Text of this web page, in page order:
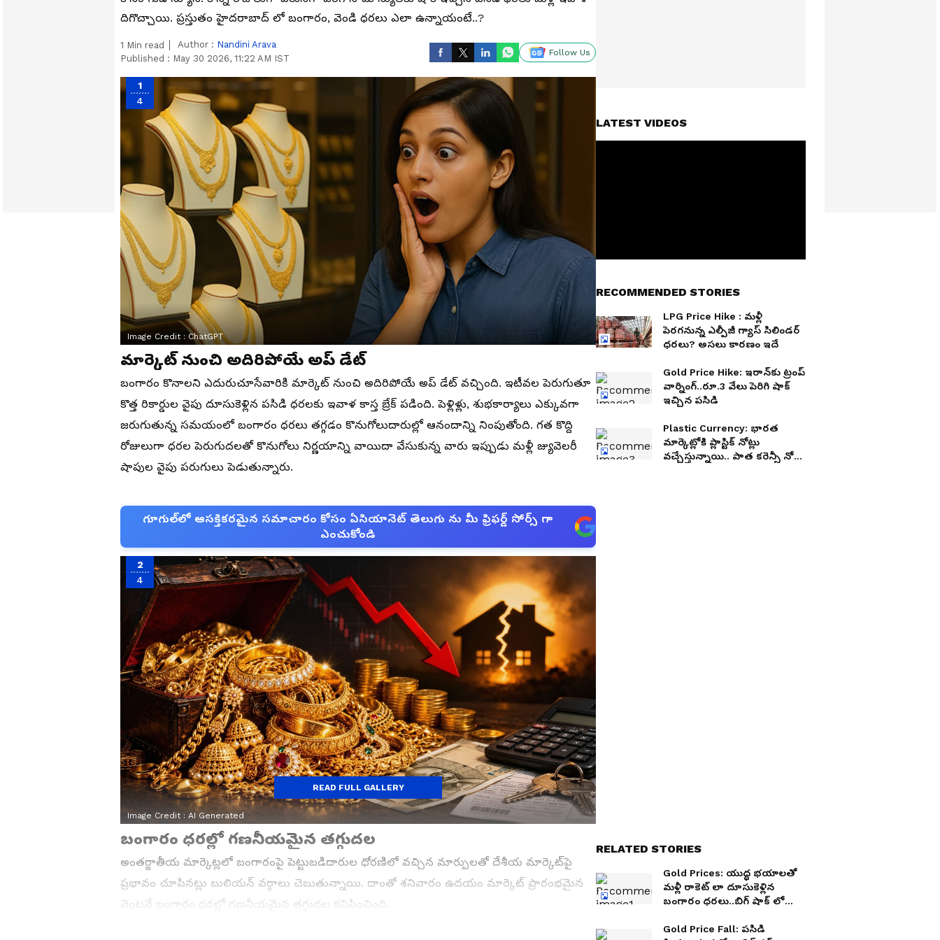
దిగొచ్చాయి. ప్రస్తుతం హైదరాబాద్ లో బంగారం, వెండి ధరలు ఎలా ఉన్నాయంటే..?
1 Min read Author : Nandini Arava
Published : May 30 2026, 11:22 AM IST
Follow Us
1
4
Image Credit : ChatGPT
మార్కెట్ నుంచి అదిరిపోయే అప్ డేట్
బంగారం కొనాలని ఎదురుచూసేవారికి మార్కెట్ నుంచి అదిరిపోయే అప్ డేట్ వచ్చింది. ఇటీవల పెరుగుతూ
కొత్త రికార్డుల వైపు దూసుకెళ్లిన పసిడి ధరలకు ఇవాళ కాస్త బ్రేక్ పడింది. పెళ్లిళ్లు, శుభకార్యాలు ఎక్కువగా
జరుగుతున్న సమయంలో బంగారం ధరలు తగ్గడం కొనుగోలుదారుల్లో ఆనందాన్ని నింపుతోంది. గత కొద్ది
రోజులుగా ధరల పెరుగుదలతో కొనుగోలు నిర్ణయాన్ని వాయిదా వేసుకున్న వారు ఇప్పుడు మళ్లీ జ్యువెలరీ
షాపుల వైపు పరుగులు పెడుతున్నారు.
గూగుల్‌లో ఆసక్తికరమైన సమాచారం కోసం ఏసియానెట్ తెలుగు ను మీ ఫ్రిఫర్డ్ సోర్స్ గా
ఎంచుకోండి
2
4
Image Credit : AI Generated
బంగారం ధరల్లో గణనీయమైన తగ్గుదల
అంతర్జాతీయ మార్కెట్లలో బంగారంపై పెట్టుబడిదారుల ధోరణిలో వచ్చిన మార్పులతో దేశీయ మార్కెట్‌పై
ప్రభావం చూపినట్లు బులియన్ వర్గాలు చెబుతున్నాయి. దాంతో శనివారం ఉదయం మార్కెట్ ప్రారంభమైన
వెంటనే బంగారం ధరల్లో గణనీయమైన తగ్గుదల కనిపించింది.
READ FULL GALLERY
LATEST VIDEOS
RECOMMENDED STORIES
LPG Price Hike : మళ్లీ
పెరగనున్న ఎల్పీజీ గ్యాస్ సిలిండర్
ధరలు? అసలు కారణం ఇదే
Gold Price Hike: ఇరాన్‌కు ట్రంప్
వార్నింగ్..రూ.3 వేలు పెరిగి షాక్
ఇచ్చిన పసిడి
Plastic Currency: భారత
మార్కెట్లోకి ప్లాస్టిక్ నోట్లు
వచ్చేస్తున్నాయి.. పాత కరెన్సీ నోట్ల
RELATED STORIES
Gold Prices: యుద్ధ భయాలతో
మళ్లీ రాకెట్ లా దూసుకెళ్లిన
బంగారం ధరలు..బిగ్ షాక్ లో
Gold Price Fall: పసిడి